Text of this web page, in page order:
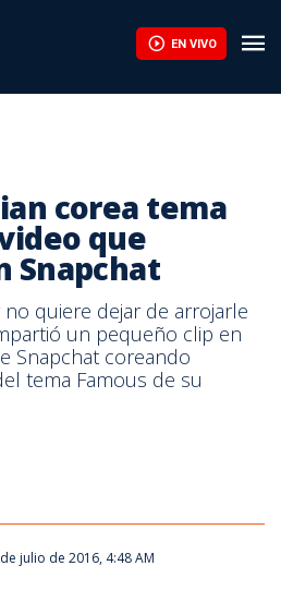
EN VIVO
corea tema
que
Snapchat
no quiere dejar de arrojarle
un pequeño clip en
Snapchat coreando
tema Famous de su
julio de 2016, 4:48 AM